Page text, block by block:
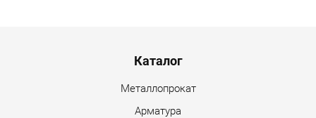
Каталог
Металлопрокат
Арматура